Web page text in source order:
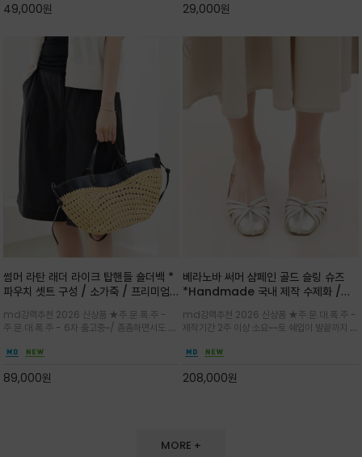
49,000원
해져 완성
29,000원
썸머 라탄 래더 라이크 탑핸들 숄더백 *
파우치 셋트 구성 / 소가죽 / 프리미엄
라이크 배색이 조화롭게 어우러진 탑핸
들 숄더백
md강력추천 2026 신상품 ★주.문.폭.주 -
주.문.대.폭.주 - 6차 출고중~/ 촘촘하면서도 입
만들며 부드러운 곡선의 바스켓 실루엣에 넉넉한
양한 연출이
89,000원
베라노바 써머 샴페인 골드 슬링 슈즈
*Handmade 국내 제작 수제화 /은
스럽게 밝혀주는 슬링백 플랫슈
md강력추천 2026 신상품 ★주.문.대.폭.주 -
제작기간 2주 이상 소요~~토 쉐입이 발끝까지 세
끔한 디자인과 베이직한 컬러감으로 높은 활용도
일까지 두루 잘 어울리는 활2
208,000원
MORE +